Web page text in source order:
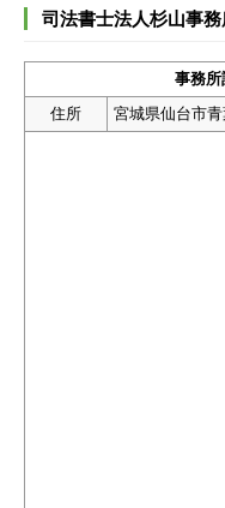
司法書士法人杉山事務
事務所
住所
宮城県仙台市